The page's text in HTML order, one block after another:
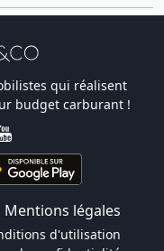
qui réalisent
budget carburant !
Mentions légales
d'utilisation